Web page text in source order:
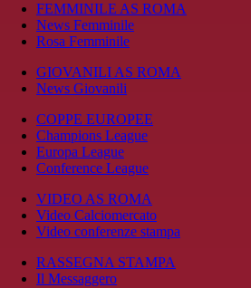
FEMMINILE AS ROMA
News Femminile
Rosa Femminile
GIOVANILI AS ROMA
News Giovanili
COPPE EUROPEE
Champions League
Europa League
Conference League
VIDEO AS ROMA
Video Calciomercato
Video conferenze stampa
RASSEGNA STAMPA
Il Messaggero